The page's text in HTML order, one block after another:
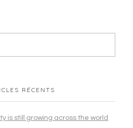
RÉCENTS
is still growing across the world